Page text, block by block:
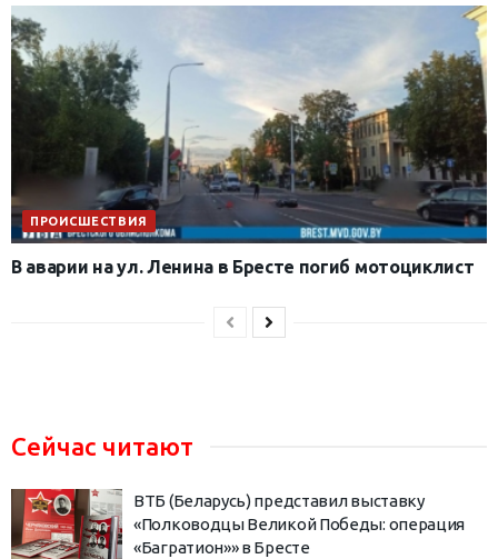
ПРОИСШЕСТВИЯ
В аварии на ул. Ленина в Бресте погиб мотоциклист
Сейчас читают
ВТБ (Беларусь) представил выставку
«Полководцы Великой Победы: операция
«Багратион»» в Бресте